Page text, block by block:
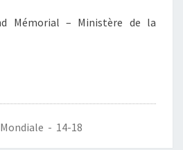
Mémorial – Ministère de la
- 14-18